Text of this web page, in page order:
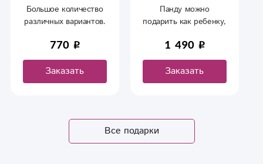
Большое количество
различных вариантов.
770
Заказать
Панду можно
подарить как ребенку,
человеку. В любом
случае она станет
символом вашей
любви и заботы.
1 490
Заказать
Все подарки